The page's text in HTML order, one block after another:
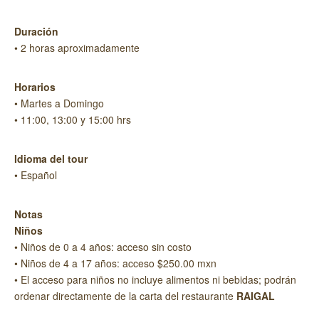
Duración
• 2 horas aproximadamente
Horarios
• Martes a Domingo
• 11:00, 13:00 y 15:00 hrs
Idioma del tour
• Español
Notas
Niños
• Niños de 0 a 4 años: acceso sin costo
• Niños de 4 a 17 años: acceso $250.00 mxn
• El acceso para niños no incluye alimentos ni bebidas; podrán
ordenar directamente de la carta del restaurante RAIGAL